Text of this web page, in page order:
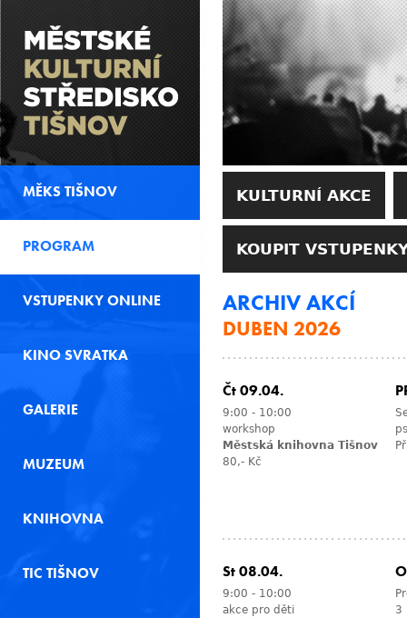
KULTURNÍ AKCE
KOUPIT
ARCHIV AKCÍ
DUBEN 2026
Čt 09.04.
9:00 - 10:00
workshop
Městská knihovna Tišnov
80,- Kč
St 08.04.
9:00 - 10:00
akce pro děti
3
MĚKS TIŠNOV
PROGRAM
VSTUPENKY ONLINE
KINO SVRATKA
GALERIE
MUZEUM
KNIHOVNA
TIC TIŠNOV